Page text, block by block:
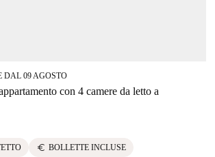
DAL 09 AGOSTO
con 4 camere da letto a
euro BOLLETTE INCLUSE